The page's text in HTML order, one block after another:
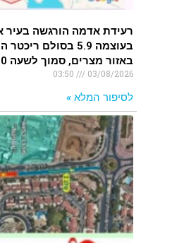
רעידת אדמה הורגשה בעיר
בעוצמה 5.9 בסולם
באזור מצרים, סמוך לשעה 03:0
03/08/2026
לסיפור המלא »